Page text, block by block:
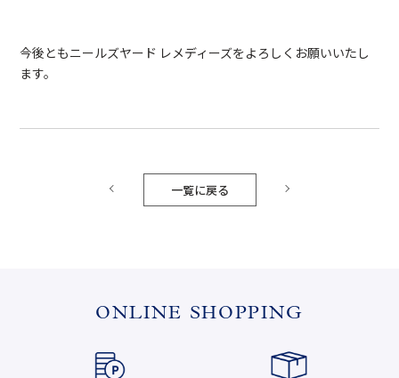
今後ともニールズヤード レメディーズをよろしくお願いいたし
ます。
一覧に戻る
ONLINE SHOPPING